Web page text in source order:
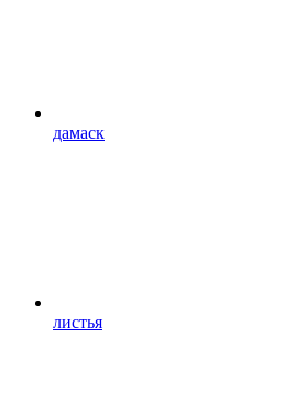
дамаск
листья